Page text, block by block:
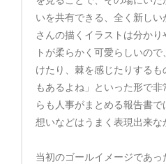
いを共有できる、全く新し
さんの描くイラストは分か
トが柔らかく可愛らしいの
けたり、棘を感じたりする
もあるよね」といった形で
らも人事がまとめる報告書
想いなどはうまく表現出来な
当初のゴールイメージであ